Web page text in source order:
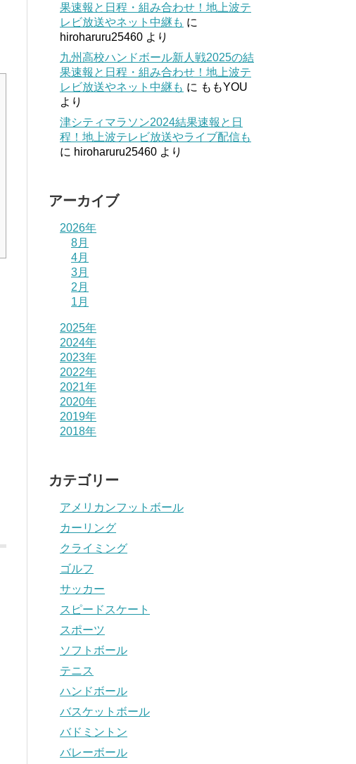
果速報と日程・組み合わせ！地上波テ
レビ放送やネット中継も に
hiroharuru25460 より
九州高校ハンドボール新人戦2025の結
果速報と日程・組み合わせ！地上波テ
レビ放送やネット中継も に ももYOU
より
津シティマラソン2024結果速報と日
程！地上波テレビ放送やライブ配信も
に hiroharuru25460 より
アーカイブ
2026年
8月
4月
3月
2月
1月
2025年
2024年
2023年
2022年
2021年
2020年
2019年
2018年
カテゴリー
アメリカンフットボール
カーリング
クライミング
ゴルフ
サッカー
スピードスケート
スポーツ
ソフトボール
テニス
ハンドボール
バスケットボール
バドミントン
バレーボール